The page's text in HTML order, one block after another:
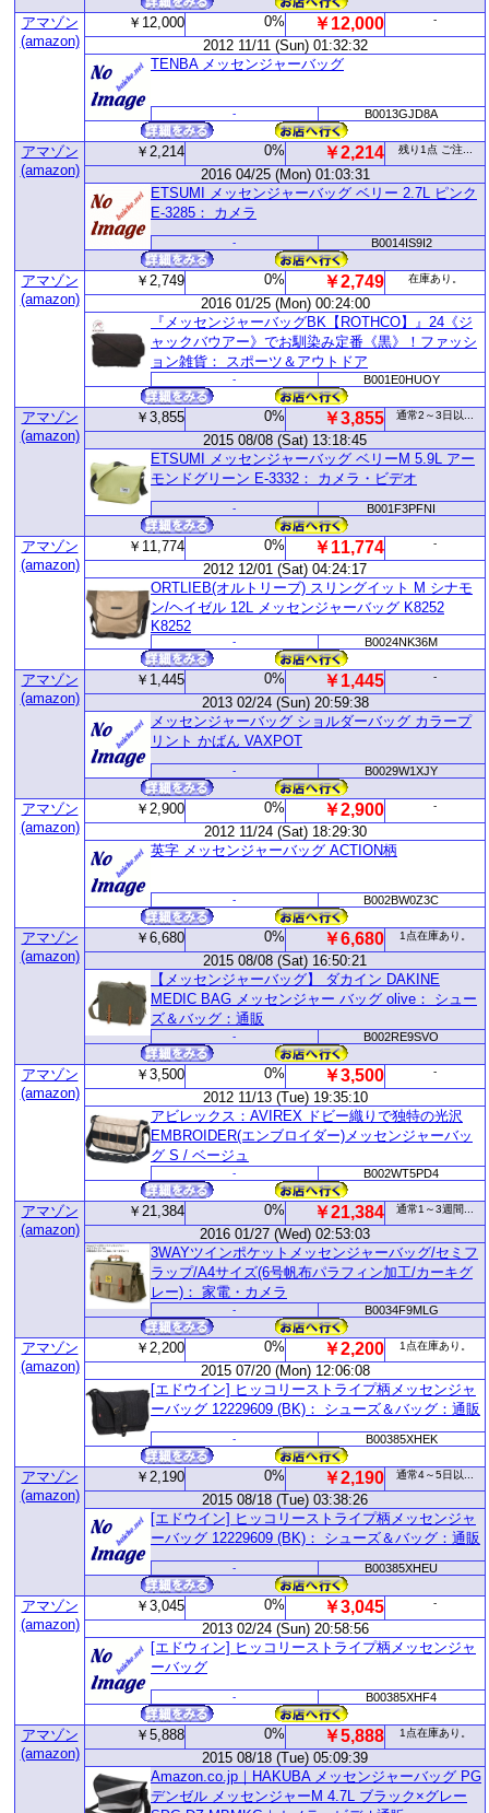
アマゾン
(amazon)
￥12,000 0% ￥12,000 -
2012 11/11 (Sun) 01:32:32
TENBA メッセンジャーバッグ
- B0013GJD8A
アマゾン
(amazon)
￥2,214 0% ￥2,214 残り1点 ご注...
2016 04/25 (Mon) 01:03:31
ETSUMI メッセンジャーバッグ ベリー 2.7L ピンク
E-3285： カメラ
- B0014IS9I2
アマゾン
(amazon)
￥2,749 0% ￥2,749 在庫あり。
2016 01/25 (Mon) 00:24:00
『メッセンジャーバッグBK【ROTHCO】』24《ジ
ャックバウアー》でお馴染み定番《黒》！ファッシ
ョン雑貨： スポーツ＆アウトドア
- B001E0HUOY
アマゾン
(amazon)
￥3,855 0% ￥3,855 通常2～3日以...
2015 08/08 (Sat) 13:18:45
ETSUMI メッセンジャーバッグ ベリーM 5.9L アー
モンドグリーン E-3332： カメラ・ビデオ
- B001F3PFNI
アマゾン
(amazon)
￥11,774 0% ￥11,774 -
2012 12/01 (Sat) 04:24:17
ORTLIEB(オルトリーブ) スリングイット M シナモ
ン/ヘイゼル 12L メッセンジャーバッグ K8252
K8252
- B0024NK36M
アマゾン
(amazon)
￥1,445 0% ￥1,445 -
2013 02/24 (Sun) 20:59:38
メッセンジャーバッグ ショルダーバッグ カラープ
リント かばん VAXPOT
- B0029W1XJY
アマゾン
(amazon)
￥2,900 0% ￥2,900 -
2012 11/24 (Sat) 18:29:30
英字 メッセンジャーバッグ ACTION柄
- B002BW0Z3C
アマゾン
(amazon)
￥6,680 0% ￥6,680 1点在庫あり。
2015 08/08 (Sat) 16:50:21
【メッセンジャーバッグ】 ダカイン DAKINE
MEDIC BAG メッセンジャー バッグ olive： シュー
ズ＆バッグ：通販
- B002RE9SVO
アマゾン
(amazon)
￥3,500 0% ￥3,500 -
2012 11/13 (Tue) 19:35:10
アビレックス：AVIREX ドビー織りで独特の光沢
EMBROIDER(エンブロイダー)メッセンジャーバッ
グ S / ベージュ
- B002WT5PD4
アマゾン
(amazon)
￥21,384 0% ￥21,384 通常1～3週間...
2016 01/27 (Wed) 02:53:03
3WAYツインポケットメッセンジャーバッグ/セミフ
ラップ/A4サイズ(6号帆布パラフィン加工/カーキグ
レー)： 家電・カメラ
- B0034F9MLG
アマゾン
(amazon)
￥2,200 0% ￥2,200 1点在庫あり。
2015 07/20 (Mon) 12:06:08
[エドウイン] ヒッコリーストライプ柄メッセンジャ
ーバッグ 12229609 (BK)： シューズ＆バッグ：通販
- B00385XHEK
アマゾン
(amazon)
￥2,190 0% ￥2,190 通常4～5日以...
2015 08/18 (Tue) 03:38:26
[エドウイン] ヒッコリーストライプ柄メッセンジャ
ーバッグ 12229609 (BK)： シューズ＆バッグ：通販
- B00385XHEU
アマゾン
(amazon)
￥3,045 0% ￥3,045 -
2013 02/24 (Sun) 20:58:56
[エドウィン] ヒッコリーストライプ柄メッセンジャ
ーバッグ
- B00385XHF4
アマゾン
(amazon)
￥5,888 0% ￥5,888 1点在庫あり。
2015 08/18 (Tue) 05:09:39
Amazon.co.jp｜HAKUBA メッセンジャーバッグ PG
デンゼル メッセンジャーM 4.7L ブラック×グレー